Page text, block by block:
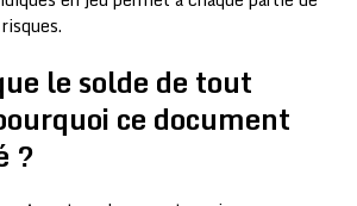
le solde de tout
ce document
?